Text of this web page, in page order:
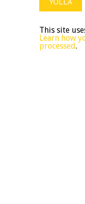
This site
Learn how
processed.